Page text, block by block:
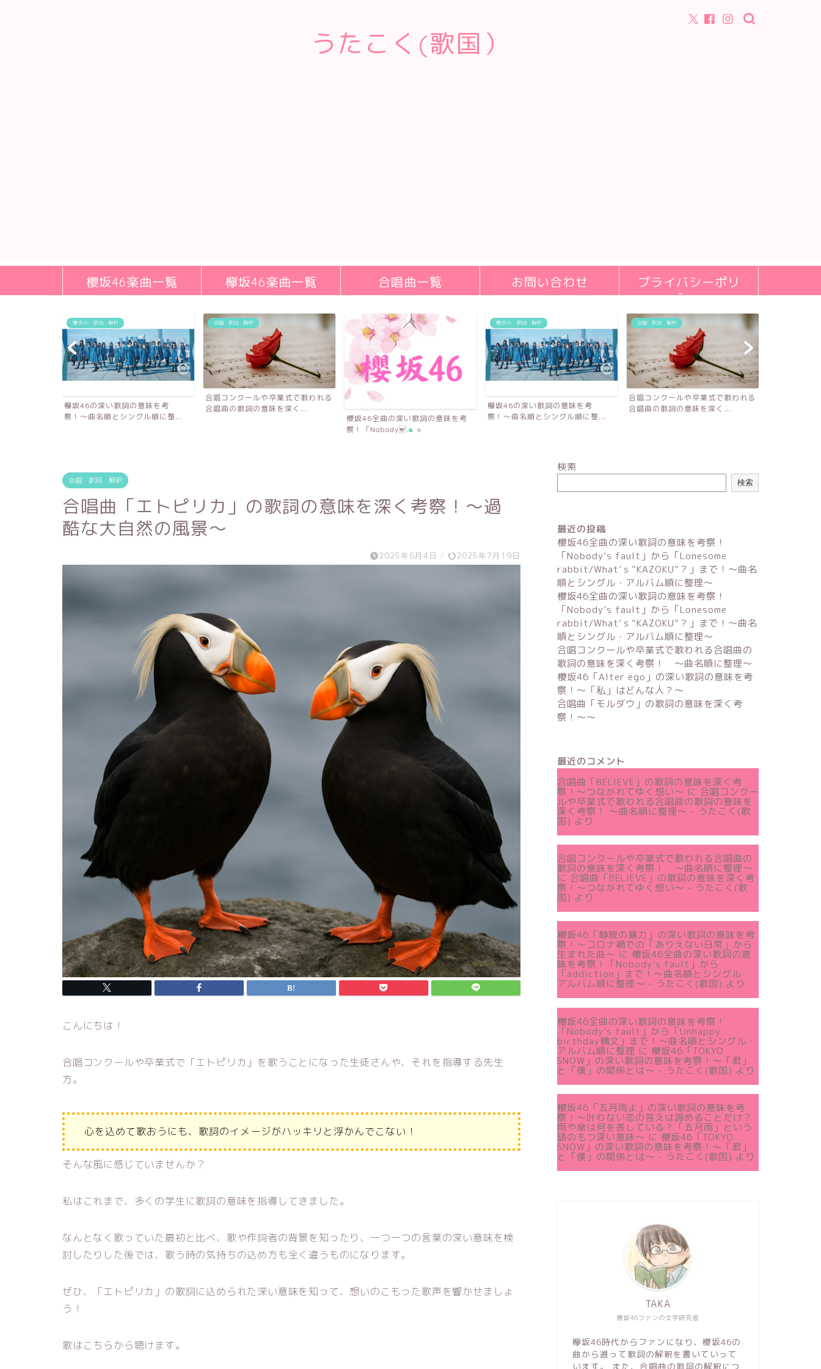
うたこく(歌国）
櫻坂46楽曲一覧 欅坂46楽曲一覧 合唱曲一覧 お問い合わせ
プライバシーポリ
シー
欅坂46 歌詞 解釈
欅坂46の深い歌詞の意味を考
察！〜曲名順とシングル順に整...
合唱 歌詞 解釈
合唱コンクールや卒業式で歌われる
合唱曲の歌詞の意味を深く...
櫻坂46全曲の深い歌詞の意味を考
察！「Nobody...
欅坂46 歌詞 解釈
欅坂46の深い歌詞の意味を考
察！〜曲名順とシングル順に整...
合唱 歌詞 解釈
合唱コンクールや卒業式で歌われる
合唱曲の歌詞の意味を深く...
合唱 歌詞 解釈
合唱曲「エトピリカ」の歌詞の意味を深く考察！〜過
酷な大自然の風景〜
2025年6月4日 / 2025年7月19日
こんにちは！
合唱コンクールや卒業式で「エトピリカ」を歌うことになった生徒さんや、それを指導する先生
方。
心を込めて歌おうにも、歌詞のイメージがハッキリと浮かんでこない！
そんな風に感じていませんか？
私はこれまで、多くの学生に歌詞の意味を指導してきました。
なんとなく歌っていた最初と比べ、歌や作詞者の背景を知ったり、一つ一つの言葉の深い意味を検
討したりした後では、歌う時の気持ちの込め方も全く違うものになります。
ぜひ、「エトピリカ」の歌詞に込められた深い意味を知って、想いのこもった歌声を響かせましょ
う！
歌はこちらから聴けます。
検索
検索
最近の投稿
櫻坂46全曲の深い歌詞の意味を考察！
「Nobody’s fault」から「Lonesome
rabbit/What’ｓ”KAZOKU”？」まで！〜曲名
順とシングル・アルバム順に整理～
櫻坂46全曲の深い歌詞の意味を考察！
「Nobody’s fault」から「Lonesome
rabbit/What’ｓ”KAZOKU”？」まで！〜曲名
順とシングル・アルバム順に整理～
合唱コンクールや卒業式で歌われる合唱曲の
歌詞の意味を深く考察！ 〜曲名順に整理〜
櫻坂46「Alter ego」の深い歌詞の意味を考
察！〜「私」はどんな人？～
合唱曲「モルダウ」の歌詞の意味を深く考
察！〜〜
最近のコメント
合唱曲「BELIEVE」の歌詞の意味を深く考
察！〜つながれてゆく想い〜 に 合唱コンクー
ルや卒業式で歌われる合唱曲の歌詞の意味を
深く考察！ 〜曲名順に整理〜 - うたこく(歌
国) より
合唱コンクールや卒業式で歌われる合唱曲の
歌詞の意味を深く考察！ 〜曲名順に整理〜
に 合唱曲「BELIEVE」の歌詞の意味を深く考
察！〜つながれてゆく想い〜 - うたこく(歌
国) より
櫻坂46「静寂の暴力」の深い歌詞の意味を考
察！〜コロナ禍での「ありえない日常」から
生まれた曲～ に 櫻坂46全曲の深い歌詞の意
味を考察！「Nobody’s fault」から
「addiction」まで！〜曲名順とシングル・
アルバム順に整理～ - うたこく(歌国) より
櫻坂46全曲の深い歌詞の意味を考察！
「Nobody’s fault」から「Unhappy
birthday構文」まで！〜曲名順とシングル・
アルバム順に整理 に 櫻坂46「TOKYO
SNOW」の深い歌詞の意味を考察！〜「君」
と「僕」の関係とは～ - うたこく(歌国) より
櫻坂46「五月雨よ」の深い歌詞の意味を考
察！〜叶わない恋の答えは諦めることだけ？
雨や傘は何を表している？「五月雨」という
語のもつ深い意味～ に 櫻坂46「TOKYO
SNOW」の深い歌詞の意味を考察！〜「君」
と「僕」の関係とは～ - うたこく(歌国) より
櫻坂46ファンの文学研究者
TAKA
欅坂46時代からファンになり、櫻坂46の
曲から遡って歌詞の解釈を書いていって
います。 また、合唱曲の歌詞の解釈につ